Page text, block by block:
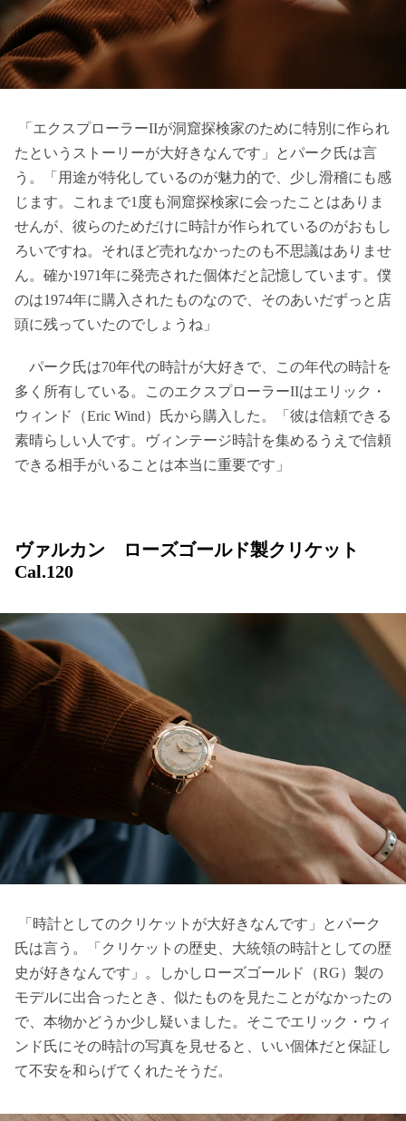
「エクスプローラーIIが洞窟探検家のために特別に作られ
たというストーリーが大好きなんです」とパーク氏は言
う。「用途が特化しているのが魅力的で、少し滑稽にも感
じます。これまで1度も洞窟探検家に会ったことはありま
せんが、彼らのためだけに時計が作られているのがおもし
ろいですね。それほど売れなかったのも不思議はありませ
ん。確か1971年に発売された個体だと記憶しています。僕
のは1974年に購入されたものなので、そのあいだずっと店
頭に残っていたのでしょうね」
パーク氏は70年代の時計が大好きで、この年代の時計を
多く所有している。このエクスプローラーIIはエリック・
ウィンド（Eric Wind）氏から購入した。「彼は信頼できる
素晴らしい人です。ヴィンテージ時計を集めるうえで信頼
できる相手がいることは本当に重要です」
ヴァルカン ローズゴールド製クリケット
Cal.120
「時計としてのクリケットが大好きなんです」とパーク
氏は言う。「クリケットの歴史、大統領の時計としての歴
史が好きなんです」。しかしローズゴールド（RG）製の
モデルに出合ったとき、似たものを見たことがなかったの
で、本物かどうか少し疑いました。そこでエリック・ウィ
ンド氏にその時計の写真を見せると、いい個体だと保証し
て不安を和らげてくれたそうだ。